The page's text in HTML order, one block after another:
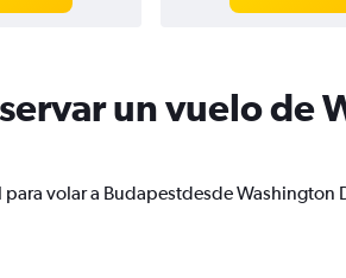
un vuelo de
volar a Budapestdesde